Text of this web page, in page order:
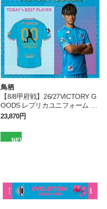
鳥栖
【8/8甲府戦】26/27VICTORY G
OODS レプリカユニフォーム FP
1st
23,870円
NEW